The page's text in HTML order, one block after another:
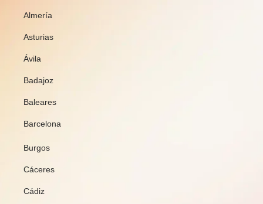
Almería
Asturias
Ávila
Badajoz
Baleares
Barcelona
Burgos
Cáceres
Cádiz